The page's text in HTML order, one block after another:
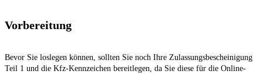
Vorbereitung
Bevor Sie loslegen können, sollten Sie noch Ihre Zulassungsbescheinigung
Teil 1 und die Kfz-Kennzeichen bereitlegen, da Sie diese für die Online-